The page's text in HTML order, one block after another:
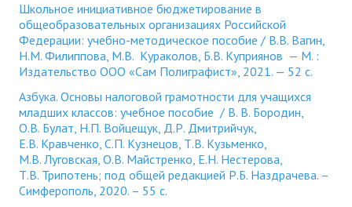
Школьное инициативное бюджетирование в
общеобразовательных организациях Российской
Федерации: учебно-методическое пособие / В.В. Вагин,
Н.М. Филиппова, М.В. Кураколов, Б.В. Куприянов — М. :
Издательство ООО «Сам Полиграфист», 2021. — 52 с.
Азбука. Основы налоговой грамотности для учащихся
младших классов: учебное пособие / В. В. Бородин,
О.В. Булат, Н.П. Войцещук, Д.Р. Дмитрийчук,
Е.В. Кравченко, С.П. Кузнецов, Т.В. Кузьменко,
М.В. Луговская, О.В. Майстренко, Е.Н. Нестерова,
Т.В. Трипотень; под общей редакцией Р.Б. Наздрачева. –
Симферополь, 2020. – 55 с.